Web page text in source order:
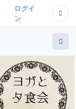
ログイ
ン